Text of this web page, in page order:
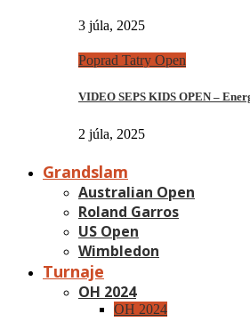
3 júla, 2025
Poprad Tatry Open
VIDEO SEPS KIDS OPEN –
2 júla, 2025
Grandslam
Australian Open
Roland Garros
US Open
Wimbledon
Turnaje
OH 2024
OH 2024